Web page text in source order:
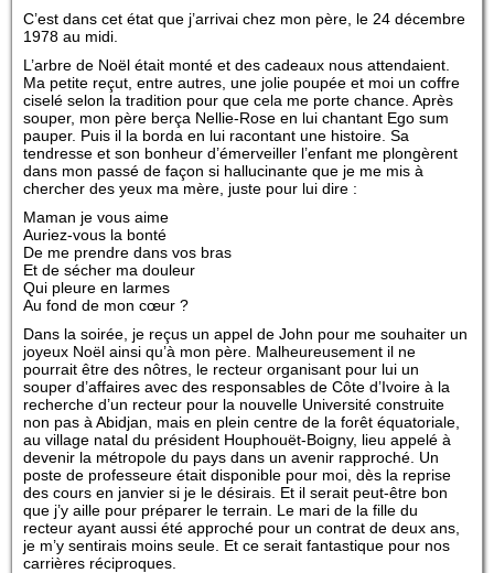
C’est dans cet état que j’arrivai chez mon père, le 24 décembre
1978 au midi.
L’arbre de Noël était monté et des cadeaux nous attendaient.
Ma petite reçut, entre autres, une jolie poupée et moi un coffre
ciselé selon la tradition pour que cela me porte chance. Après
souper, mon père berça Nellie-Rose en lui chantant Ego sum
pauper. Puis il la borda en lui racontant une histoire. Sa
tendresse et son bonheur d’émerveiller l’enfant me plongèrent
dans mon passé de façon si hallucinante que je me mis à
chercher des yeux ma mère, juste pour lui dire :
Maman je vous aime
Auriez-vous la bonté
De me prendre dans vos bras
Et de sécher ma douleur
Qui pleure en larmes
Au fond de mon cœur ?
Dans la soirée, je reçus un appel de John pour me souhaiter un
joyeux Noël ainsi qu’à mon père. Malheureusement il ne
pourrait être des nôtres, le recteur organisant pour lui un
souper d’affaires avec des responsables de Côte d’Ivoire à la
recherche d’un recteur pour la nouvelle Université construite
non pas à Abidjan, mais en plein centre de la forêt équatoriale,
au village natal du président Houphouët-Boigny, lieu appelé à
devenir la métropole du pays dans un avenir rapproché. Un
poste de professeure était disponible pour moi, dès la reprise
des cours en janvier si je le désirais. Et il serait peut-être bon
que j’y aille pour préparer le terrain. Le mari de la fille du
recteur ayant aussi été approché pour un contrat de deux ans,
je m’y sentirais moins seule. Et ce serait fantastique pour nos
carrières réciproques.